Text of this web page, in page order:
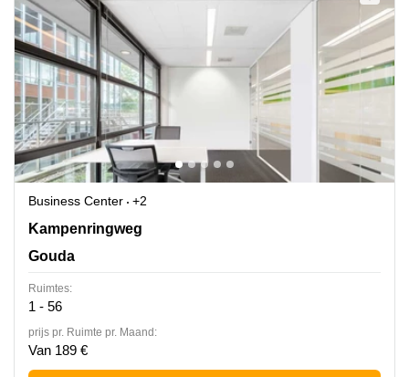
Business Center
+2
Kampenringweg 45 D,1ste en 5de verdieping, Gouda
Kampenringweg
Gouda
Ruimtes:
1 - 56
prijs pr. Ruimte pr. Maand:
Van 189 €